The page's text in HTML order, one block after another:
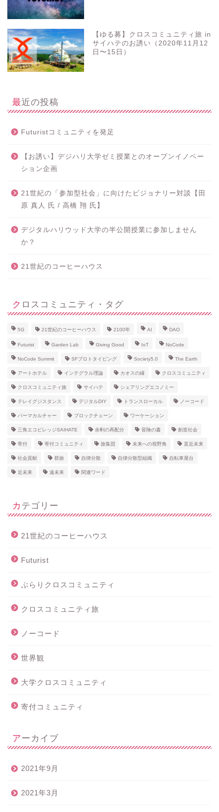
【ゆる募】クロスコミュニティ旅 in
サイハテのお誘い（2020年11月12
日〜15日）
最近の投稿
Futuristコミュニティを発足
【お誘い】デジハリ大学ゼミ授業とのオープンイノベー
ション企画
21世紀の「参加型社会」に向けたビジョナリー対談【田
原 真人 氏 / 高橋 翔 氏】
デジタルハリウッド大学の半公開授業に参加しません
か？
21世紀のコーヒーハウス
クロスコミュニティ・タグ
5G 21世紀のコーヒーハウス 2100年 AI DAO
Futurist Garden Lab Giving Good IoT NoCode
NoCode Summit SFプロトタイピング Society5.0 The Earth
アートホテル インテグラル理論 カオスの縁 クロスコミュニティ
クロスコミュニティ旅 サイハテ シェアリングエコノミー
テレイグジスタンス デジタルDIY トランスローカル ノーコード
パーマカルチャー ブロックチェーン ワーケーション
三角エコビレッジSAIHATE 余剰の再配分 冒険の書 創造社会
寄付 寄付コミュニティ 旅集団 未来への視野角 直近未来
社会貢献 群旅 自律分散 自律分散型組織 自転車屋台
近未来 遠未来 関連ワード
カテゴリー
21世紀のコーヒーハウス
Futurist
ぶらりクロスコミュニティ
クロスコミュニティ旅
ノーコード
世界観
大学クロスコミュニティ
寄付コミュニティ
アーカイブ
2021年9月
2021年3月